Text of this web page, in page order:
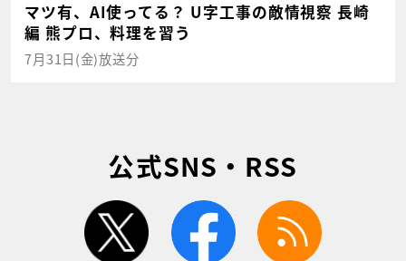
マツ有、AI使ってる？ U字工事の敵情視察 長崎
編 熊プロ、料理を習う
7月31日(金)放送分
公式SNS・RSS
twitter facebook